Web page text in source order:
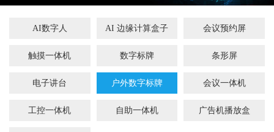
AI数字人 AI 边缘计算盒子 会议预约屏
触摸一体机 数字标牌 条形屏
电子讲台 户外数字标牌 会议一体机
工控一体机 自助一体机 广告机播放盒